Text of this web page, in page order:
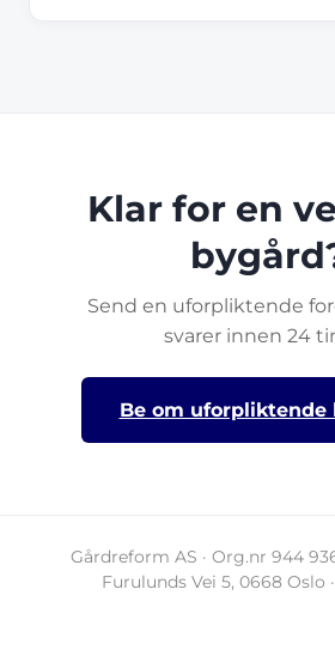
Klar for en
Send en uforpliktende
svarer innen 24
Be om uforpliktende
Gårdreform AS · Org.nr 944
Furulunds Vei 5, 0668 Oslo ·